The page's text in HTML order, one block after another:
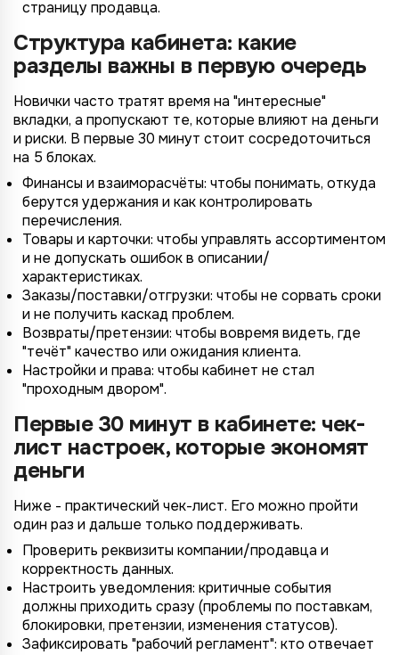
страницу продавца.
Структура кабинета: какие
разделы важны в первую очередь
Новички часто тратят время на "интересные"
вкладки, а пропускают те, которые влияют на деньги
и риски. В первые 30 минут стоит сосредоточиться
на 5 блоках.
Финансы и взаиморасчёты: чтобы понимать, откуда
берутся удержания и как контролировать
перечисления.
Товары и карточки: чтобы управлять ассортиментом
и не допускать ошибок в описании/
характеристиках.
Заказы/поставки/отгрузки: чтобы не сорвать сроки
и не получить каскад проблем.
Возвраты/претензии: чтобы вовремя видеть, где
"течёт" качество или ожидания клиента.
Настройки и права: чтобы кабинет не стал
"проходным двором".
Первые 30 минут в кабинете: чек-
лист настроек, которые экономят
деньги
Ниже - практический чек-лист. Его можно пройти
один раз и дальше только поддерживать.
Проверить реквизиты компании/продавца и
корректность данных.
Настроить уведомления: критичные события
должны приходить сразу (проблемы по поставкам,
блокировки, претензии, изменения статусов).
Зафиксировать "рабочий регламент": кто отвечает